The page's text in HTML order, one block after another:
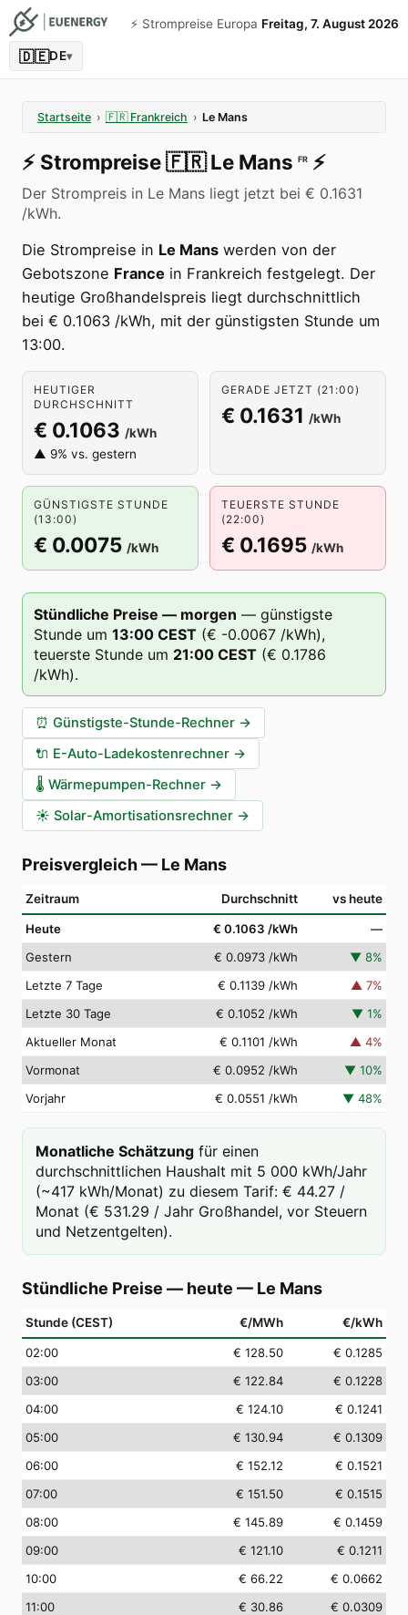
⚡️ Strompreise Europa Freitag, 7. August 2026
🇩🇪DE▾
Startseite › 🇫🇷 Frankreich › Le Mans
⚡️ Strompreise🇫🇷 Le Mans FR ⚡️
Der Strompreis in Le Mans liegt jetzt bei € 0.1631
/kWh.
Die Strompreise in Le Mans werden von der
Gebotszone France in Frankreich festgelegt. Der
heutige Großhandelspreis liegt durchschnittlich
bei € 0.1063 /kWh, mit der günstigsten Stunde um
13:00.
HEUTIGER
DURCHSCHNITT
€ 0.1063 /kWh
▲ 9% vs. gestern
GERADE JETZT (21:00)
€ 0.1631 /kWh
GÜNSTIGSTE STUNDE
(13:00)
€ 0.0075 /kWh
TEUERSTE STUNDE
(22:00)
€ 0.1695 /kWh
Stündliche Preise — morgen — günstigste
Stunde um 13:00 CEST (€ -0.0067 /kWh),
teuerste Stunde um 21:00 CEST (€ 0.1786
/kWh).
⏰ Günstigste-Stunde-Rechner →
🔌 E-Auto-Ladekostenrechner →
🌡️ Wärmepumpen-Rechner →
☀️ Solar-Amortisationsrechner →
Preisvergleich— Le Mans
Zeitraum Durchschnitt vs heute
Heute € 0.1063 /kWh
—
Gestern
€ 0.0973 /kWh ▼ 8%
Letzte 7 Tage
€ 0.1139 /kWh ▲ 7%
Letzte 30 Tage
€ 0.1052 /kWh ▼ 1%
Aktueller Monat
€ 0.1101 /kWh ▲ 4%
Vormonat
€ 0.0952 /kWh ▼ 10%
Vorjahr
€ 0.0551 /kWh ▼ 48%
Monatliche Schätzung für einen
durchschnittlichen Haushalt mit 5 000 kWh/Jahr
(~417 kWh/Monat) zu diesem Tarif: € 44.27 /
Monat (€ 531.29 / Jahr Großhandel, vor Steuern
und Netzentgelten).
Stündliche Preise — heute — Le Mans
Stunde (CEST) €/MWh €/kWh
02:00 € 128.50
€ 0.1285
03:00 € 122.84
€ 0.1228
04:00 € 124.10
€ 0.1241
05:00 € 130.94
€ 0.1309
06:00 € 152.12
€ 0.1521
07:00 € 151.50
€ 0.1515
08:00 € 145.89
€ 0.1459
09:00 € 121.10
€ 0.1211
10:00 € 66.22
€ 0.0662
11:00 € 30.86
€ 0.0309